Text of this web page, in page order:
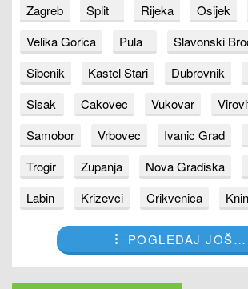
Zagreb Split Rijeka Osijek
Velika Gorica
Pula Slavonski
Sibenik
Kastel Stari Dubrovnik
Sisak
Cakovec Vukovar
Samobor
Vrbovec Ivanic Grad
Trogir
Zupanja Nova Gradiska
Labin
Krizevci Crikvenica Knin
POGLEDAJ JOŠ…